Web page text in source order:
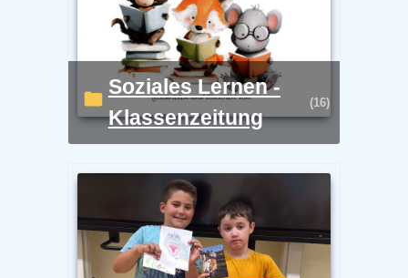
Soziales Lernen -
Klassenzeitung
(16)